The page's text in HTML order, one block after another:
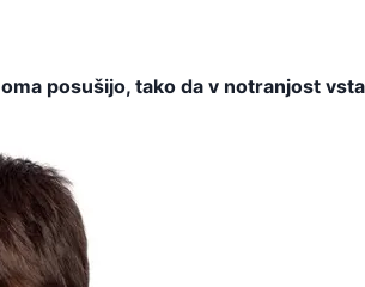
posušijo, tako da v notranjost